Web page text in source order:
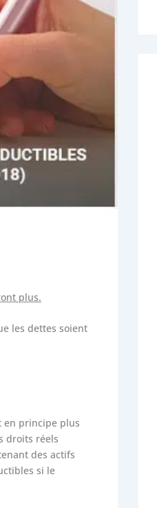
plus.
les dettes soient
en principe plus
droits réels
des actifs
si le